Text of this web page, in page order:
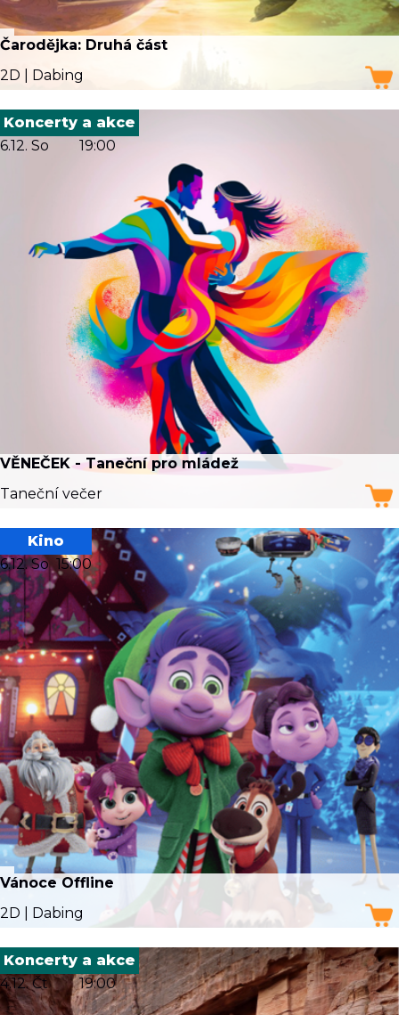
Čarodějka: Druhá část
2D | Dabing
6.12. So 19:00
Koncerty a akce
VĚNEČEK - Taneční pro mládež
Taneční večer
6.12. So 15:00
Kino
Vánoce Offline
2D | Dabing
4.12. Čt 19:00
Koncerty a akce